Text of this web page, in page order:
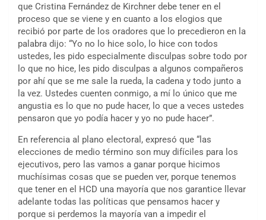
que Cristina Fernández de Kirchner debe tener en el
proceso que se viene y en cuanto a los elogios que
recibió por parte de los oradores que lo precedieron en la
palabra dijo: “Yo no lo hice solo, lo hice con todos
ustedes, les pido especialmente disculpas sobre todo por
lo que no hice, les pido disculpas a algunos compañeros
por ahí que se me sale la rueda, la cadena y todo junto a
la vez. Ustedes cuenten conmigo, a mí lo único que me
angustia es lo que no pude hacer, lo que a veces ustedes
pensaron que yo podía hacer y yo no pude hacer”.
En referencia al plano electoral, expresó que “las
elecciones de medio término son muy difíciles para los
ejecutivos, pero las vamos a ganar porque hicimos
muchísimas cosas que se pueden ver, porque tenemos
que tener en el HCD una mayoría que nos garantice llevar
adelante todas las políticas que pensamos hacer y
porque si perdemos la mayoría van a impedir el